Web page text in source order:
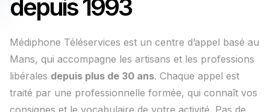
depuis 1993
Médiphone Téléservices est un centre d’appel basé au
Mans, qui accompagne les artisans et les professions
libérales depuis plus de 30 ans. Chaque appel est
traité par une professionnelle formée, qui connaît vos